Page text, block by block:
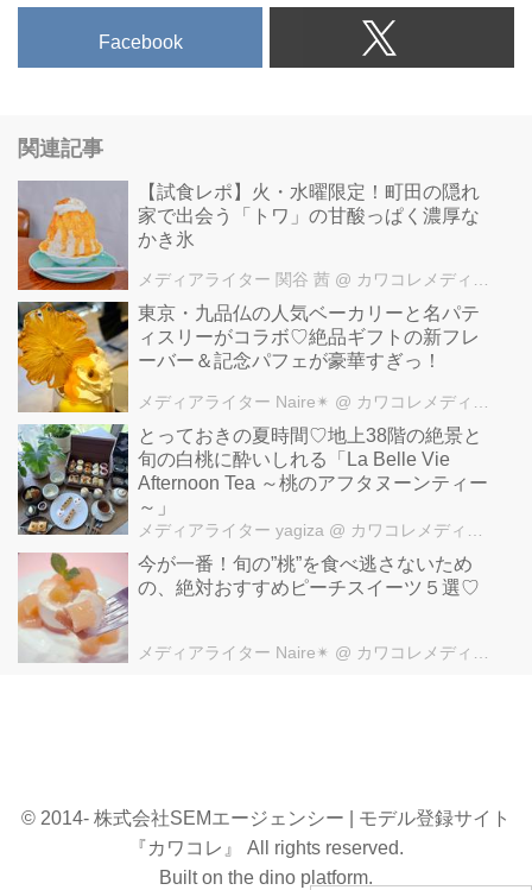
Facebook
関連記事
【試食レポ】火・水曜限定！町田の隠れ
家で出会う「トワ」の甘酸っぱく濃厚な
かき氷
メディアライター 関谷 茜 @ カワコレメディア編集部
東京・九品仏の人気ベーカリーと名パテ
ィスリーがコラボ♡絶品ギフトの新フレ
ーバー＆記念パフェが豪華すぎっ！
メディアライター Naire✴︎ @ カワコレメディア編集部
とっておきの夏時間♡地上38階の絶景と
旬の白桃に酔いしれる「La Belle Vie
Afternoon Tea ～桃のアフタヌーンティー
～」
メディアライター yagiza @ カワコレメディア編集部
今が一番！旬の”桃”を食べ逃さないため
の、絶対おすすめピーチスイーツ５選♡
メディアライター Naire✴︎ @ カワコレメディア編集部
© 2014- 株式会社SEMエージェンシー | モデル登録サイト
『カワコレ』 All rights reserved.
Built on the dino platform.